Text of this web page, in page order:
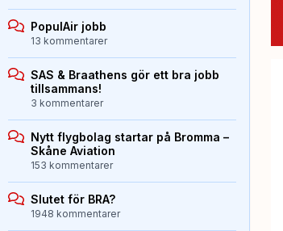
PopulAir jobb
13 kommentarer
SAS & Braathens gör ett bra jobb
tillsammans!
3 kommentarer
Nytt flygbolag startar på Bromma –
Skåne Aviation
153 kommentarer
Slutet för BRA?
1948 kommentarer